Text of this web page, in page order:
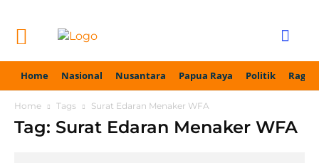
Home Nasional Nusantara Papua Raya Politik
Home Tags Surat Edaran Menaker WFA
Tag: Surat Edaran Menaker WFA